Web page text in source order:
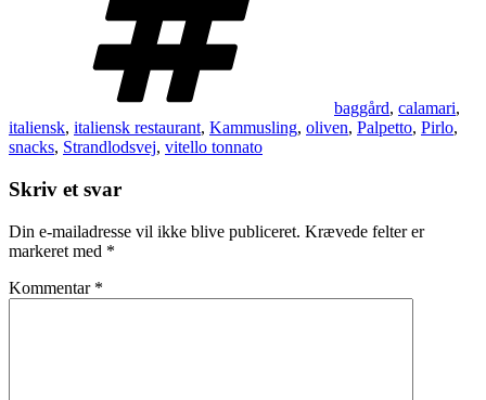
baggård, calamari,
italiensk, italiensk restaurant, Kammusling, oliven, Palpetto, Pirlo,
snacks, Strandlodsvej, vitello tonnato
Skriv et svar
Din e-mailadresse vil ikke blive publiceret. Krævede felter er
markeret med *
Kommentar *